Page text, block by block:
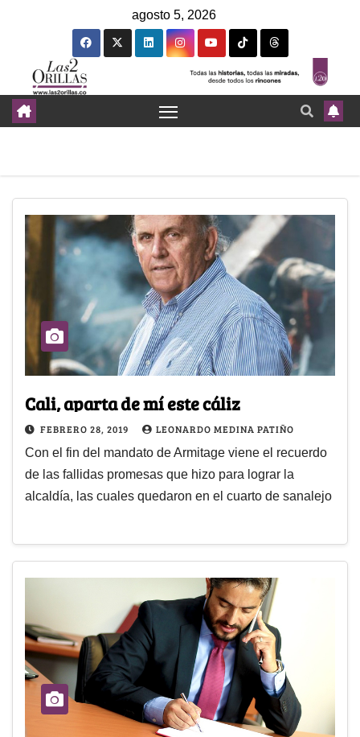
agosto 5, 2026
Cali, aparta de mí este cáliz
FEBRERO 28, 2019 LEONARDO MEDINA PATIÑO
Con el fin del mandato de Armitage viene el recuerdo
de las fallidas promesas que hizo para lograr la
alcaldía, las cuales quedaron en el cuarto de sanalejo